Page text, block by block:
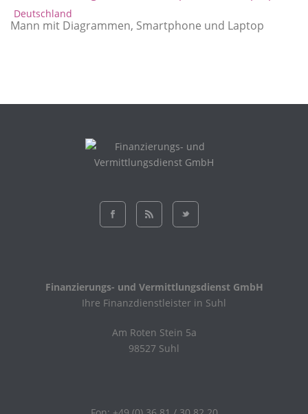
Mann mit Diagrammen, Smartphone und Laptop
Finanzierungs- und Vermittlungsdienst GmbH
Ihre Finanzdienstleister in Suhl
Am Roten Stein 5a
98527 Suhl